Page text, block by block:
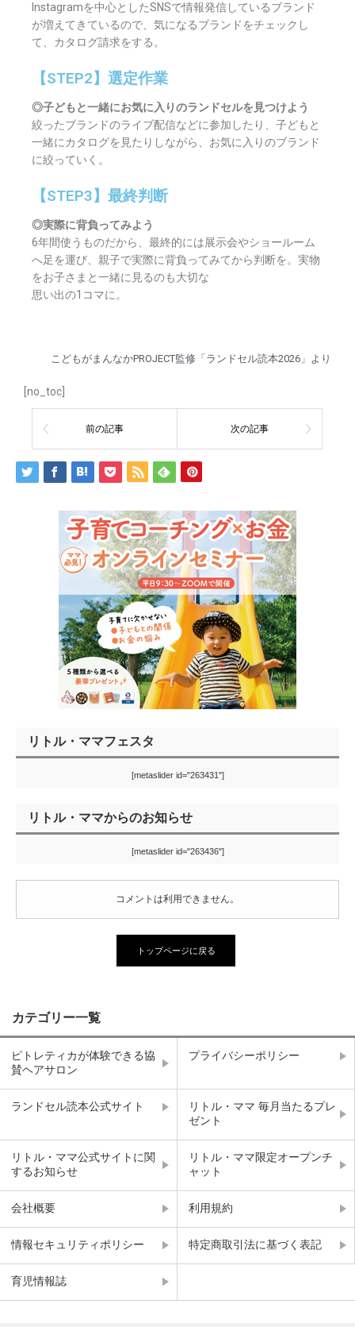
Instagramを中心としたSNSで情報発信しているブランド
が増えてきているので、気になるブランドをチェックし
て、カタログ請求をする。
【STEP2】選定作業
◎子どもと一緒にお気に入りのランドセルを見つけよう
絞ったブランドのライブ配信などに参加したり、子どもと
一緒にカタログを見たりしながら、お気に入りのブランド
に絞っていく。
【STEP3】最終判断
◎実際に背負ってみよう
6年間使うものだから、最終的には展示会やショールーム
へ足を運び、親子で実際に背負ってみてから判断を。実物
をお子さまと一緒に見るのも大切な
思い出の1コマに。
こどもがまんなかPROJECT監修「ランドセル読本2026」より
[no_toc]
前の記事 次の記事
リトル・ママフェスタ
[metaslider id="263431"]
リトル・ママからのお知らせ
[metaslider id="263436"]
コメントは利用できません。
トップページに戻る
カテゴリー一覧
ピトレティカが体験できる協
賛ヘアサロン
プライバシーポリシー
ランドセル読本公式サイト
リトル・ママ 毎月当たるプレ
ゼント
リトル・ママ公式サイトに関
するお知らせ
リトル・ママ限定オープンチ
ャット
会社概要 利用規約
情報セキュリティポリシー 特定商取引法に基づく表記
育児情報誌